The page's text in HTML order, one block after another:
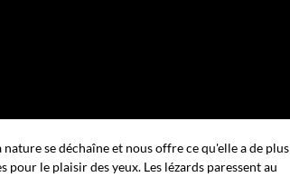
se déchaîne et nous offre ce qu'elle a de plus
pour le plaisir des yeux. Les lézards paressent au